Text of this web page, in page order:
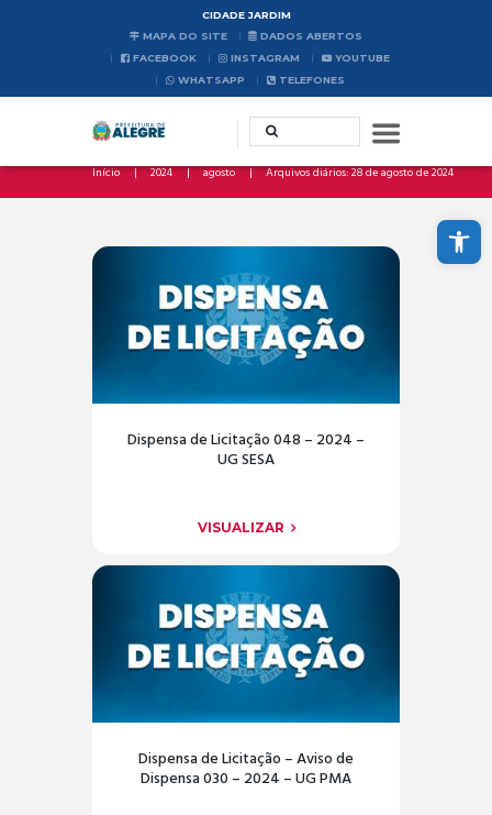
Abrir a barra de ferramentas
CIDADE JARDIM
MAPA DO SITE
DADOS ABERTOS
FACEBOOK
INSTAGRAM
YOUTUBE
WHATSAPP
TELEFONES
Início 2024 agosto Arquivos diários: 28 de agosto de 2024
Dispensa de Licitação 048 – 2024 –
UG SESA
VISUALIZAR
Dispensa de Licitação – Aviso de
Dispensa 030 – 2024 – UG PMA